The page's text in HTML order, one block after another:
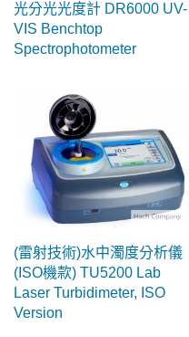
光分光光度計 DR6000 UV-
VIS Benchtop
Spectrophotometer
(雷射技術)水中濁度分析儀
(ISO機款) TU5200 Lab
Laser Turbidimeter, ISO
Version